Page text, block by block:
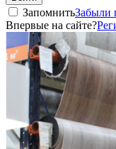
ЗапомнитьЗабыли
Впервые на сайте?